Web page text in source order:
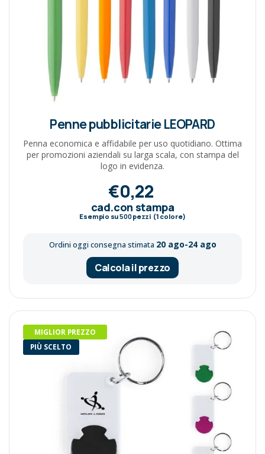
Penne pubblicitarie LEOPARD
Penna economica e affidabile per uso quotidiano. Ottima
per promozioni aziendali su larga scala, con stampa del
logo in evidenza.
€0,22
cad.con stampa
Esempio su500pezzi (1 colore)
Ordini oggi consegna stimata 20 ago-24 ago
Calcola il prezzo
MIGLIOR PREZZO
PIÙ SCELTO